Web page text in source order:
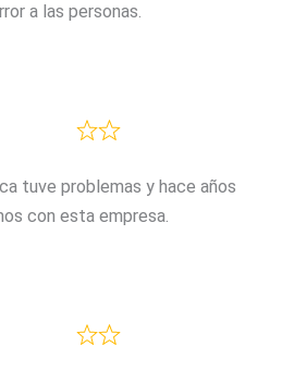
a las personas.
tuve problemas y hace años
con esta empresa.